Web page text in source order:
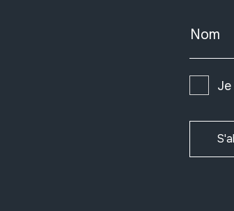
Nom